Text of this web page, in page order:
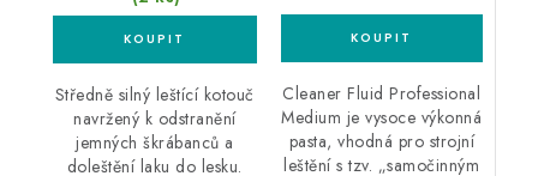
Středně silný leštící kotouč
navržený k odstranění
jemných škrábanců a
doleštění laku do lesku.
Cleaner Fluid Professional
Medium je vysoce výkonná
pasta, vhodná pro strojní
leštění s tzv. „samočinným